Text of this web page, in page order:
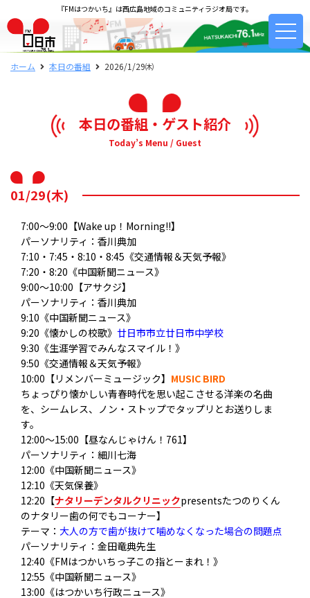
『FMはつかいち』は西広島地域のコミュニティラジオ局です。
ホーム 本日の番組 2026/1/29㈭
本日の番組・ゲスト紹介
Today’s Menu / Guest
01/29(木)
7:00～9:00【Wake up！Morning!!】
パーソナリティ：香川典加
7:10・7:45・8:10・8:45《交通情報＆天気予報》
7:20・8:20《中国新聞ニュース》
9:00～10:00【アサクジ】
パーソナリティ：香川典加
9:10《中国新聞ニュース》
9:20《懐かしの校歌》 廿日市市立廿日市中学校
9:30《生涯学習でみんなスマイル！》
9:50《交通情報＆天気予報》
10:00【リメンバーミュージック】 MUSIC BIRD
ちょっぴり懐かしい青春時代を思い起こさせる洋楽の名曲
を、シームレス、ノン・ストップでタップリとお送りしま
す。
12:00～15:00【昼なんじゃけん！761】
パーソナリティ：細川七海
12:00《中国新聞ニュース》
12:10《天気保養》
12:20【ナタリーデンタルクリニックpresentsたつのりくん
のナタリー歯の何でもコーナー】
テーマ： 大人の方で歯が抜けて噛めなくなった場合の問題点
パーソナリティ：金田竜典先生
12:40《FMはつかいちっ子この指とーまれ！》
12:55《中国新聞ニュース》
13:00《はつかいち行政ニュース》